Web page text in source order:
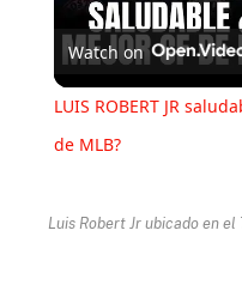
Watch on
LUIS ROBERT JR
de MLB?
Luis Robert Jr ubicado en